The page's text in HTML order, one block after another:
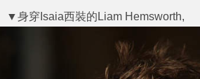
▼身穿Isaia西裝的Liam Hemsworth,